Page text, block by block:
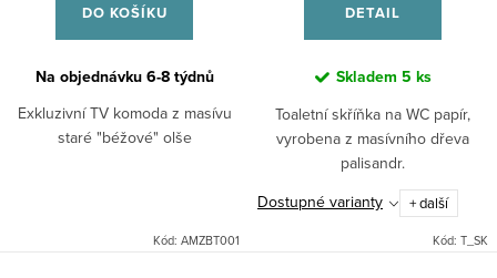
DO KOŠÍKU
Na objednávku 6-8 týdnů
Exkluzivní TV komoda z masívu
staré "béžové" olše
Kód: AMZBT001
DETAIL
Skladem 5 ks
Toaletní skříňka na WC papír,
vyrobena z masívního dřeva
palisandr.
Dostupné varianty
+ další
Kód: T_SK